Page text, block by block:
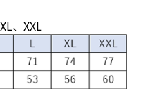
、XXL